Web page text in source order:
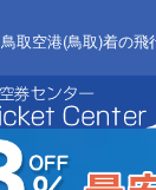
取空港(鳥取)着の飛